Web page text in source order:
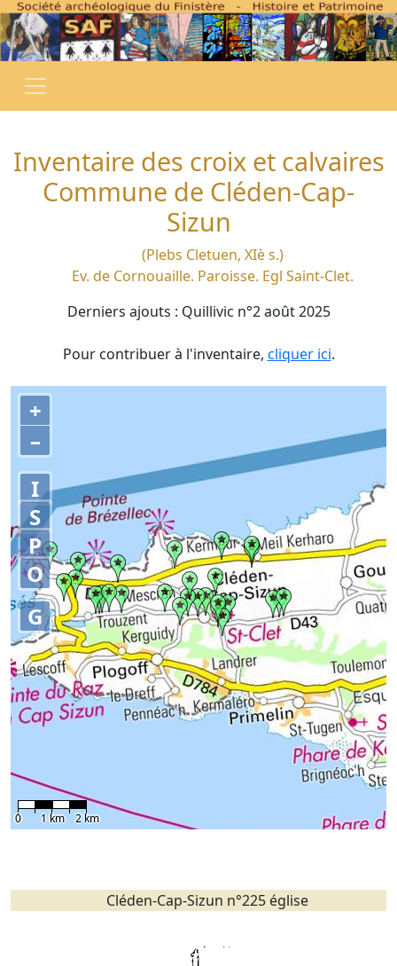
Inventaire des croix et calvaires
Commune de Cléden-Cap-
Sizun
(Plebs Cletuen, XIè s.)
Ev. de Cornouaille. Paroisse. Egl Saint-Clet.
Derniers ajouts : Quillivic n°2 août 2025
Pour contribuer à l'inventaire, cliquer ici.
+
–
0 1 km 2 km
I
S
P
O
G
Cléden-Cap-Sizun n°225 église